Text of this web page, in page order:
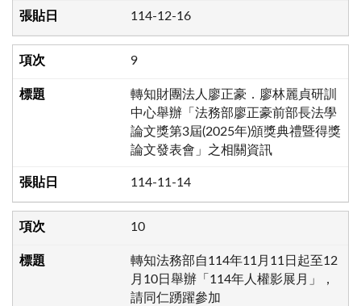
114-12-16
9
轉知財團法人廖正豪．廖林麗貞研訓
中心舉辦「法務部廖正豪前部長法學
論文獎第3屆(2025年)頒獎典禮暨得獎
論文發表會」之相關資訊
114-11-14
10
轉知法務部自114年11月11日起至12
月10日舉辦「114年人權影展月」，
請同仁踴躍參加